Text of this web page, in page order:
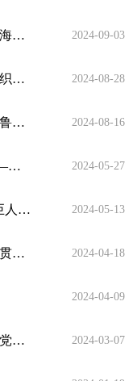
2024新疆纺织服装招商引资推介会在上海举行 2024-09-03
自治区工信厅组织企业参加中国国际纺织纱线（秋冬）展览会 2024-08-28
自治区工信厅中小企业特色产业集群乌鲁木齐高新区专场对接会顺利举办 2024-08-16
安全生产月“人人讲安全 个个会应急——畅通生命通道”的安全小知识分享 2024-05-27
自治区工信厅举办2024年专精特新“小巨人”企业申报辅导培训会 2024-05-13
自治区棉花及纺织服装产业政策首场宣贯会在巴州召开 2024-04-18
2024-04-09
自治区工业和信息化厅召开2024年机关党建暨党风廉政建设和反腐败工作会议 2024-03-07